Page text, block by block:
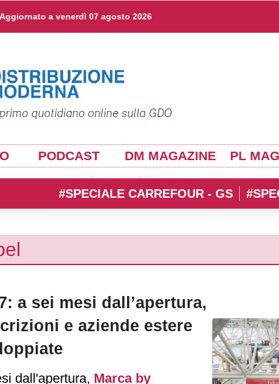
Aggiornato a venerdì 07 agosto 2026
PODCAST DM MAGAZINE PL
#SPECIALE CARREFOUR - GS
a sei mesi dall’apertura,
e aziende estere
dall'apertura, Marca by